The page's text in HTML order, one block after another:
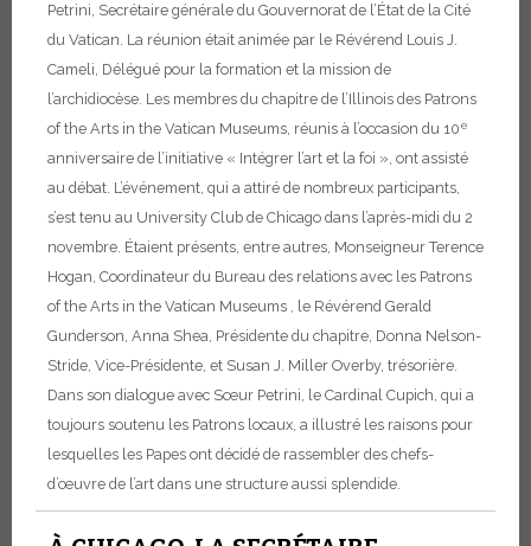
Petrini, Secrétaire générale du Gouvernorat de l’État de la Cité
du Vatican. La réunion était animée par le Révérend Louis J.
Cameli, Délégué pour la formation et la mission de
l’archidiocèse. Les membres du chapitre de l’Illinois des Patrons
of the Arts in the Vatican Museums, réunis à l’occasion du 10e
anniversaire de l’initiative « Intégrer l’art et la foi », ont assisté
au débat. L’événement, qui a attiré de nombreux participants,
s’est tenu au University Club de Chicago dans l’après-midi du 2
novembre. Étaient présents, entre autres, Monseigneur Terence
Hogan, Coordinateur du Bureau des relations avec les Patrons
of the Arts in the Vatican Museums , le Révérend Gerald
Gunderson, Anna Shea, Présidente du chapitre, Donna Nelson-
Stride, Vice-Présidente, et Susan J. Miller Overby, trésorière.
Dans son dialogue avec Sœur Petrini, le Cardinal Cupich, qui a
toujours soutenu les Patrons locaux, a illustré les raisons pour
lesquelles les Papes ont décidé de rassembler des chefs-
d’œuvre de l’art dans une structure aussi splendide.